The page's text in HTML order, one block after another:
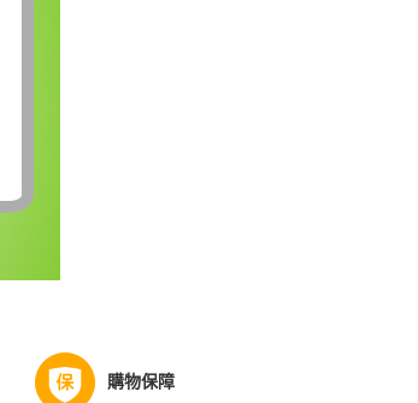
購物保障